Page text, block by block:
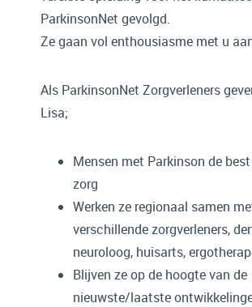
ParkinsonNet gevolgd.
Ze gaan vol enthousiasme met u
Als ParkinsonNet Zorgverleners
Lisa;
Mensen met Parkinson de
zorg
Werken ze regionaal samen
verschillende zorgverleners,
neuroloog, huisarts,
Blijven ze op de hoogte van de
nieuwste/laatste